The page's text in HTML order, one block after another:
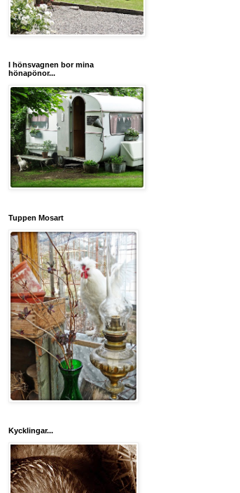
I hönsvagnen bor mina
hönapönor...
Tuppen Mosart
Kycklingar...